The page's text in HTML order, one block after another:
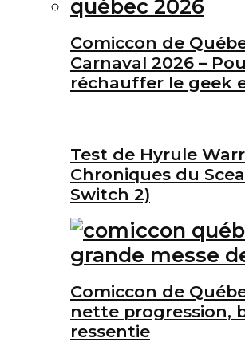
Comiccon de
Carnaval 2026 –
réchauffer le geek
Test de Hyrule
Chroniques du
Switch 2)
Comiccon de
nette progression,
ressentie